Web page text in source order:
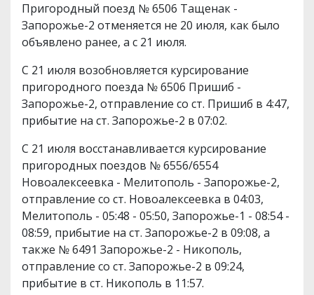
Пригородный поезд № 6506 Тащенак -
Запорожье-2 отменяется не 20 июля, как было
объявлено ранее, а с 21 июля.
С 21 июля возобновляется курсирование
пригородного поезда № 6506 Пришиб -
Запорожье-2, отправление со ст. Пришиб в 4:47,
прибытие на ст. Запорожье-2 в 07:02.
С 21 июля восстанавливается курсирование
пригородных поездов № 6556/6554
Новоалексеевка - Мелитополь - Запорожье-2,
отправление со ст. Новоалексеевка в 04:03,
Мелитополь - 05:48 - 05:50, Запорожье-1 - 08:54 -
08:59, прибытие на ст. Запорожье-2 в 09:08, а
также № 6491 Запорожье-2 - Никополь,
отправление со ст. Запорожье-2 в 09:24,
прибытие в ст. Никополь в 11:57.